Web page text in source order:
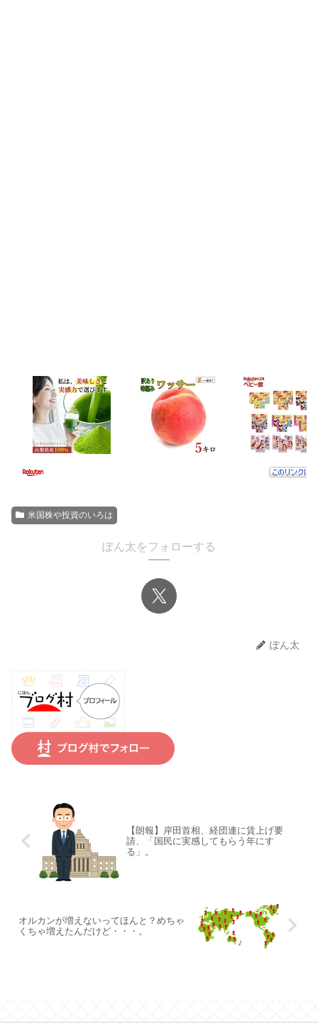
米国株や投資のいろは
ぽん太をフォローする
ぽん太
【朗報】岸田首相、経団連に賃上げ要
請、「国民に実感してもらう年にす
る」。
オルカンが増えないってほんと？めちゃ
くちゃ増えたんだけど・・・。